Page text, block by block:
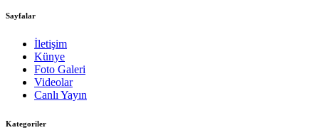
Sayfalar
İletişim
Künye
Foto Galeri
Videolar
Canlı Yayın
Kategoriler